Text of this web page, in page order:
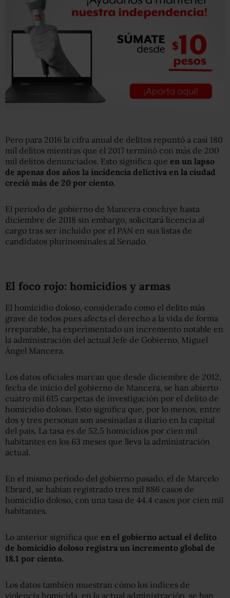
Pero para 2016 la cifra anual de delitos repuntó a casi 180
mil delitos mientras que el 2017 terminó con más de 200
mil delitos denunciados. Esto significa que en un lapso
de apenas dos años la incidencia delictiva en la ciudad
creció más de 20 por ciento.
El periodo de gobierno de Mancera concluye hasta
diciembre de 2018 sin embargo, solicitará licencia al
cargo tras ser incluido por el PAN en sus listas de
candidatos plurinominales al Senado.
El foco rojo: homicidios y armas
El homicidio doloso, considerado como el delito más
grave de todos pues afecta el derecho a la vida de forma
irreparable, ha experimentado un incremento notable en
la administración del actual Jefe de Gobierno, Miguel
Ángel Mancera.
Los datos oficiales marcan que desde diciembre de 2012,
fecha de inicio del gobierno de Mancera, se han abierto
cuatro mil 615 carpetas de investigación por el delito de
homicidio doloso. Esto significa que, por lo menos, entre
dos y tres personas son asesinadas a diario en la capital
del país. La tasa es de 52.5 homicidios por cien mil
habitantes en los 63 meses que lleva la administración
actual.
En el mismo periodo del gobierno pasado, el de Marcelo
Ebrard, se habían registrado tres mil 886 casos de
homicidio doloso, con una tasa de 44.4 casos por cien mil
habitantes.
Lo anterior significa que en el gobierno actual el delito
de homicidio doloso registra un incremento global de
18.1 por ciento.
Los datos también muestran cómo los índices de
violencia homicida, en la actual administración, se han